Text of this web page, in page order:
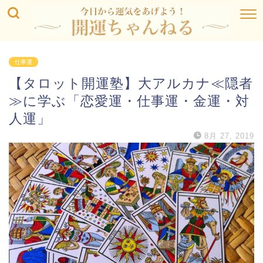
仕事運
【タロット開運塾】大アルカナ≪隠者
≫に学ぶ「恋愛運・仕事運・金運・対
人運」
8月 27, 2019